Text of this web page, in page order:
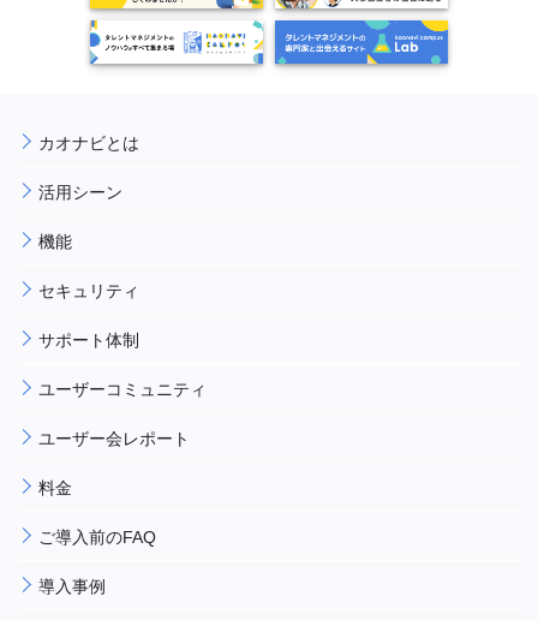
カオナビとは
活用シーン
機能
セキュリティ
サポート体制
ユーザーコミュニティ
ユーザー会レポート
料金
ご導入前のFAQ
導入事例